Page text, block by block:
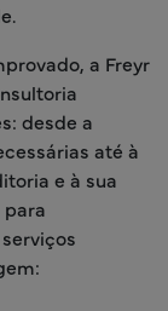
a Freyr
desde a
até à
e à sua